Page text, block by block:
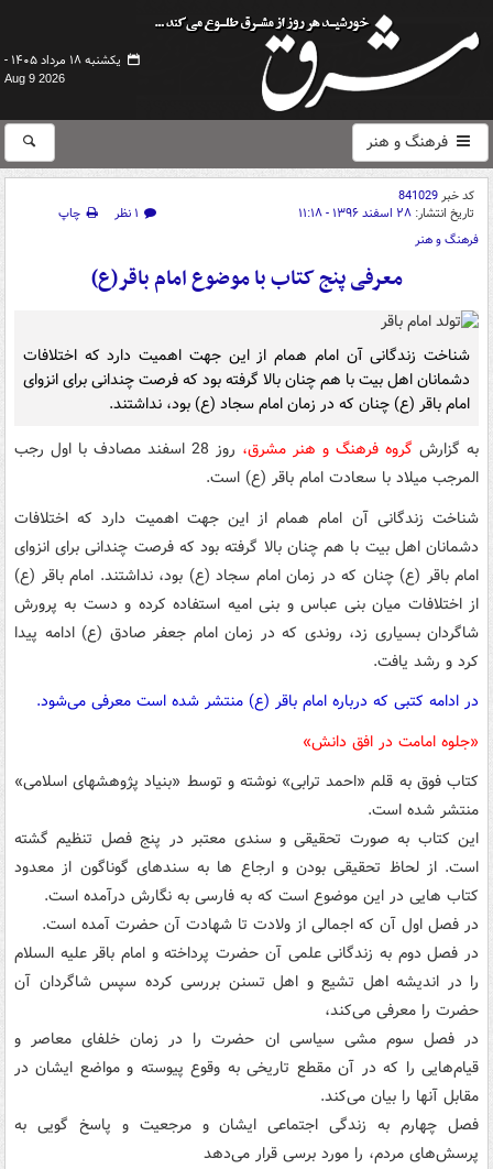
یکشنبه ۱۸ مرداد ۱۴۰۵ -
Aug 9 2026
فرهنگ و هنر
کد خبر841029
تاریخ انتشار: ۲۸ اسفند ۱۳۹۶ - ۱۱:۱۸ ۱ نظر
چاپ
فرهنگ و هنر
معرفی پنج کتاب با موضوع امام باقر(ع)
شناخت زندگانی آن امام همام از این جهت اهمیت دارد که اختلافات
دشمانان اهل بیت با هم چنان بالا گرفته بود که فرصت چندانی برای انزوای
امام باقر (ع) چنان که در زمان امام سجاد (ع) بود، نداشتند.
به گزارش گروه فرهنگ و هنر مشرق،
روز 28 اسفند مصادف با اول رجب
المرجب میلاد با سعادت امام باقر (ع) است.
شناخت زندگانی آن امام همام از این جهت اهمیت دارد که اختلافات
دشمانان اهل بیت با هم چنان بالا گرفته بود که فرصت چندانی برای انزوای
امام باقر (ع) چنان که در زمان امام سجاد (ع) بود، نداشتند. امام باقر (ع)
از اختلافات میان بنی عباس و بنی امیه استفاده کرده و دست به پرورش
شاگردان بسیاری زد، روندی که در زمان امام جعفر صادق (ع) ادامه پیدا
کرد و رشد یافت.
در ادامه کتبی که درباره امام باقر (ع) منتشر شده است معرفی می‌شود.
«جلوه امامت در افق دانش»
کتاب فوق به قلم «احمد ترابی» نوشته و توسط «بنیاد پژوهشهای اسلامی»
منتشر شده است.
این کتاب به صورت تحقیقی و سندی معتبر در پنج فصل تنظیم گشته
است. از لحاظ تحقیقی بودن و ارجاع ها به سندهای گوناگون از معدود
کتاب هایی در این موضوع است که به فارسی به نگارش درآمده است.
در فصل اول آن که اجمالی از ولادت تا شهادت آن حضرت آمده است.
در فصل دوم به زندگانی علمی آن حضرت پرداخته و امام باقر علیه السلام
را در اندیشه اهل تشیع و اهل تسنن بررسی کرده سپس شاگردان آن
حضرت را معرفی می‌کند،
در فصل سوم مشی سیاسی ان حضرت را در زمان خلفای معاصر و
قیام‌هایی را که در آن مقطع تاریخی به وقوع پیوسته و مواضع ایشان در
مقابل آنها را بیان می‌کند.
فصل چهارم به زندگی اجتماعی ایشان و مرجعیت و پاسخ گویی به
پرسش‌های مردم، را مورد برسی قرار می‌دهد